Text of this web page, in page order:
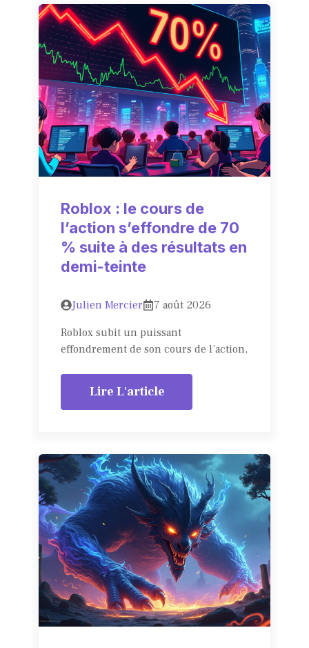
Roblox : le cours de
l’action s’effondre de 70
% suite à des résultats en
demi-teinte
Julien Mercier
7 août 2026
Roblox subit un puissant
effondrement de son cours de l’action,
Lire L'article